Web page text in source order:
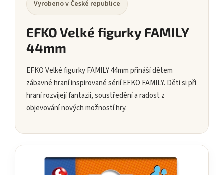
Vyrobeno v České republice
EFKO Velké figurky FAMILY
44mm
EFKO Velké figurky FAMILY 44mm přináší dětem
zábavné hraní inspirované sérií EFKO FAMILY. Děti si při
hraní rozvíjejí fantazii, soustředění a radost z
objevování nových možností hry.